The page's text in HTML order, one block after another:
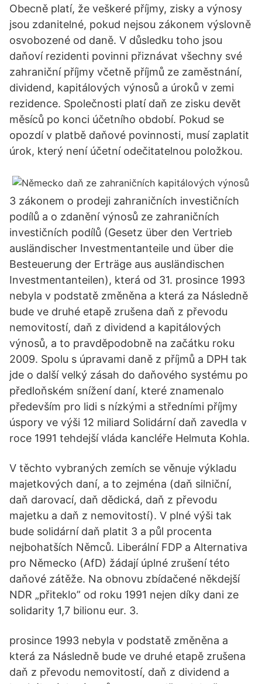
Obecně platí, že veškeré příjmy, zisky a výnosy
jsou zdanitelné, pokud nejsou zákonem výslovně
osvobozené od daně. V důsledku toho jsou
daňoví rezidenti povinni přiznávat všechny své
zahraniční příjmy včetně příjmů ze zaměstnání,
dividend, kapitálových výnosů a úroků v zemi
rezidence. Společnosti platí daň ze zisku devět
měsíců po konci účetního období. Pokud se
opozdí v platbě daňové povinnosti, musí zaplatit
úrok, který není účetní odečitatelnou položkou.
3 zákonem o prodeji zahraničních investičních
podílů a o zdanění výnosů ze zahraničních
investičních podílů (Gesetz über den Vertrieb
ausländischer Investmentanteile und über die
Besteuerung der Erträge aus ausländischen
Investmentanteilen), která od 31. prosince 1993
nebyla v podstatě změněna a která za Následně
bude ve druhé etapě zrušena daň z převodu
nemovitostí, daň z dividend a kapitálových
výnosů, a to pravděpodobně na začátku roku
2009. Spolu s úpravami daně z příjmů a DPH tak
jde o další velký zásah do daňového systému po
předloňském snížení daní, které znamenalo
především pro lidi s nízkými a středními příjmy
úspory ve výši 12 miliard Solidární daň zavedla v
roce 1991 tehdejší vláda kancléře Helmuta Kohla.
V těchto vybraných zemích se věnuje výkladu
majetkových daní, a to zejména (daň silniční,
daň darovací, daň dědická, daň z převodu
majetku a daň z nemovitostí). V plné výši tak
bude solidární daň platit 3 a půl procenta
nejbohatších Němců. Liberální FDP a Alternativa
pro Německo (AfD) žádají úplné zrušení této
daňové zátěže. Na obnovu zbídačené někdejší
NDR „přiteklo” od roku 1991 nejen díky dani ze
solidarity 1,7 bilionu eur. 3.
prosince 1993 nebyla v podstatě změněna a
která za Následně bude ve druhé etapě zrušena
daň z převodu nemovitostí, daň z dividend a